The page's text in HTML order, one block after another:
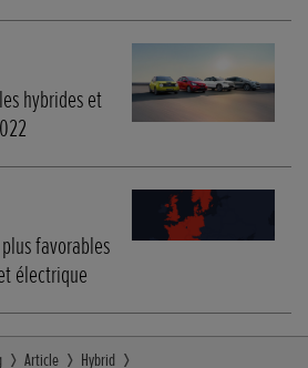
hybrides et
favorables
électrique
Article
Hybrid